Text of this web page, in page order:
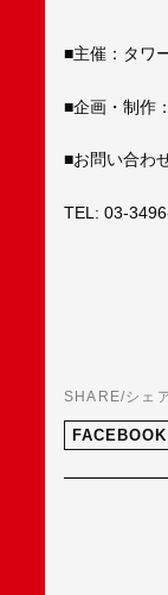
■主催：タワ
■企画・制作
■お問い合わ
TEL: 03-
SHARE/シェ
FACEBOOK